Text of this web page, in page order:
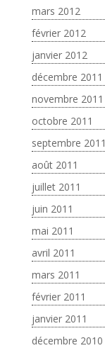
mars 2012
février 2012
janvier 2012
décembre 2011
novembre 2011
octobre 2011
septembre 2011
août 2011
juillet 2011
juin 2011
mai 2011
avril 2011
mars 2011
février 2011
janvier 2011
décembre 2010